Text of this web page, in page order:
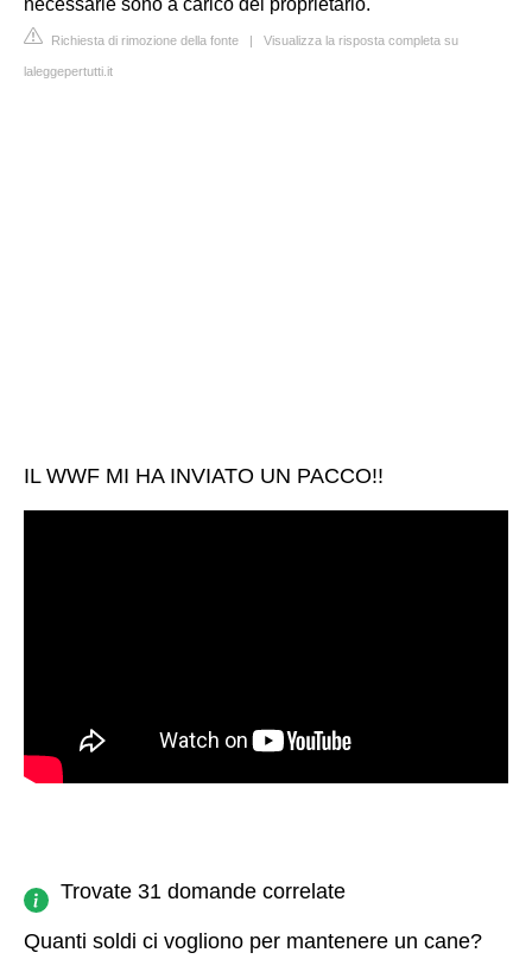
necessarie sono a carico del proprietario.
Richiesta di rimozione della fonte | Visualizza la risposta completa su
laleggepertutti.it
IL WWF MI HA INVIATO UN PACCO!!
Trovate 31 domande correlate
Quanti soldi ci vogliono per mantenere un cane?